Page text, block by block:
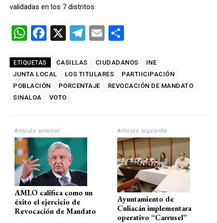
validadas en los 7 distritos.
W
at
s
A
p
F
ce
b
o
k
X
T
e
gr
E
ail m
p
ETIQUETAS CASILLAS CIUDADANOS
INE
JUNTA LOCAL
LOS TITULARES
PARTIICIPACIÓN
POBLACIÓN
PORCENTAJE
REVOCACIÓN DE MANDATO
SINALOA
VOTO
Artículo anterior
AMLO califica como un
éxito el ejercicio de
Revocación de Mandato
Artículo siguiente
Ayuntamiento de
Culiacán implementara
operativo “Carrusel”